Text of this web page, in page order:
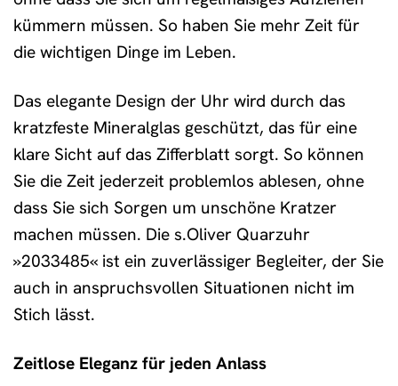
kümmern müssen. So haben Sie mehr Zeit für
die wichtigen Dinge im Leben.
Das elegante Design der Uhr wird durch das
kratzfeste Mineralglas geschützt, das für eine
klare Sicht auf das Zifferblatt sorgt. So können
Sie die Zeit jederzeit problemlos ablesen, ohne
dass Sie sich Sorgen um unschöne Kratzer
machen müssen. Die s.Oliver Quarzuhr
»2033485« ist ein zuverlässiger Begleiter, der Sie
auch in anspruchsvollen Situationen nicht im
Stich lässt.
Zeitlose Eleganz für jeden Anlass